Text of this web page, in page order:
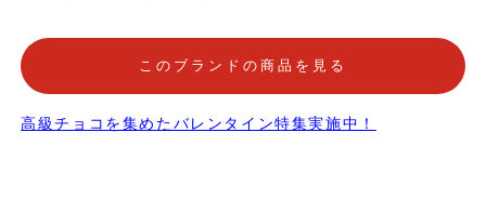
このブランドの商品を見る
高級チョコを集めたバレンタイン特集実施中！